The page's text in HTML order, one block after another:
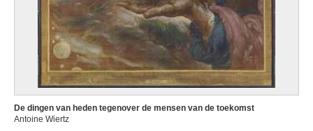
De dingen van heden tegenover de mensen van de toekomst
Antoine Wiertz